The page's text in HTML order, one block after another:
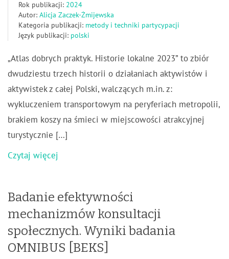
Rok publikacji: 2024
Autor: Alicja Zaczek-Żmijewska
Kategoria publikacji: metody i techniki partycypacji
Język publikacji: polski
„Atlas dobrych praktyk. Historie lokalne 2023” to zbiór
dwudziestu trzech historii o działaniach aktywistów i
aktywistek z całej Polski, walczących m.in. z:
wykluczeniem transportowym na peryferiach metropolii,
brakiem koszy na śmieci w miejscowości atrakcyjnej
turystycznie […]
Czytaj więcej
Badanie efektywności
mechanizmów konsultacji
społecznych. Wyniki badania
OMNIBUS [BEKS]